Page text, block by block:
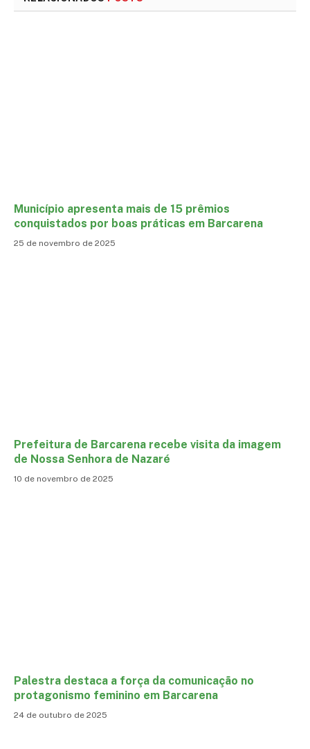
Município apresenta mais de 15 prêmios
conquistados por boas práticas em Barcarena
25 de novembro de 2025
Prefeitura de Barcarena recebe visita da imagem
de Nossa Senhora de Nazaré
10 de novembro de 2025
Palestra destaca a força da comunicação no
protagonismo feminino em Barcarena
24 de outubro de 2025